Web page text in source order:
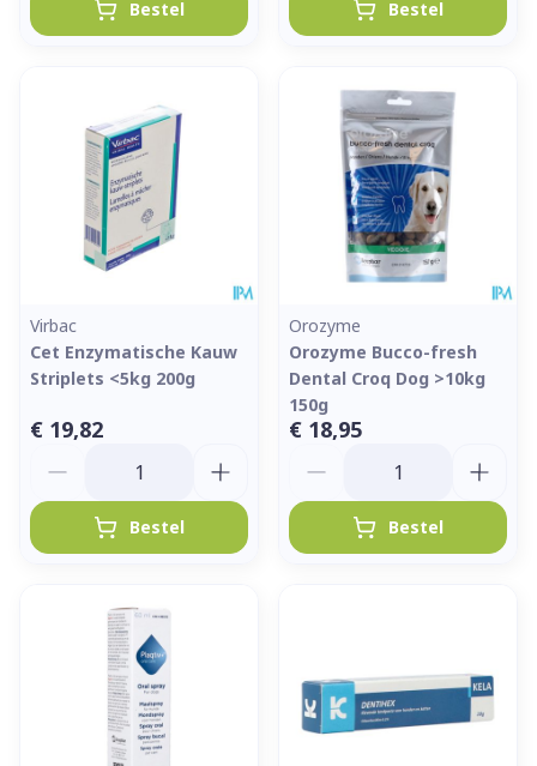
Bestel Bestel
Virbac
Cet Enzymatische Kauw
Striplets <5kg 200g
€ 19,82
Bestel
Orozyme
Orozyme Bucco-fresh
Dental Croq Dog >10kg
150g
€ 18,95
Bestel